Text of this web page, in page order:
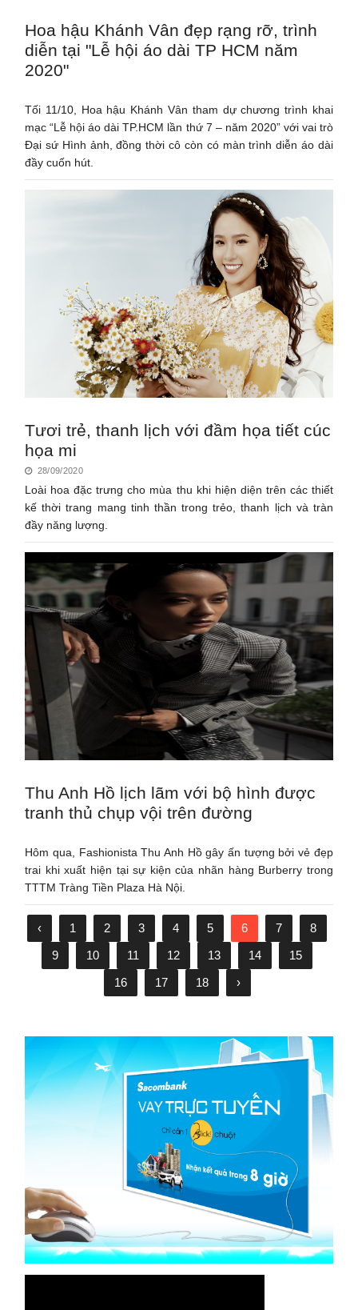
Hoa hậu Khánh Vân đẹp rạng rỡ, trình
diễn tại "Lễ hội áo dài TP HCM năm
2020"
Tối 11/10, Hoa hậu Khánh Vân tham dự chương trình khai
mạc “Lễ hội áo dài TP.HCM lần thứ 7 – năm 2020” với vai trò
Đại sứ Hình ảnh, đồng thời cô còn có màn trình diễn áo dài
đầy cuốn hút.
Tươi trẻ, thanh lịch với đầm họa tiết cúc
họa mi
28/09/2020
Loài hoa đặc trưng cho mùa thu khi hiện diện trên các thiết
kế thời trang mang tinh thần trong trẻo, thanh lịch và tràn
đầy năng lượng.
Thu Anh Hồ lịch lãm với bộ hình được
tranh thủ chụp vội trên đường
Hôm qua, Fashionista Thu Anh Hồ gây ấn tượng bởi vẻ đẹp
trai khi xuất hiện tại sự kiện của nhãn hàng Burberry trong
TTTM Tràng Tiền Plaza Hà Nội.
‹ 1 2 3 4 5 6 7
8
9
10 11 12 13 14
15
16
17 18 ›